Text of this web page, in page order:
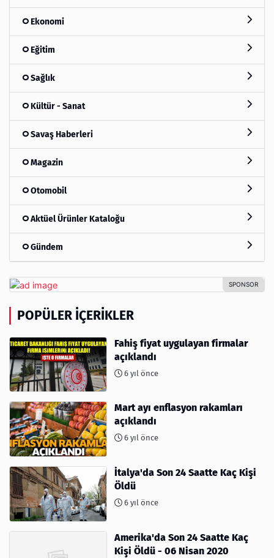
Ekonomi
Eğitim
Sağlık
Kültür - Sanat
Savaş Haberleri
Magazin
Otomobil
Aktüel Ürünler Kataloğu
Gündem
POPÜLER İÇERIKLER
Fahiş fiyat uygulayan firmalar
açıklandı
6 yıl önce
Mart ayı enflasyon rakamları
açıklandı
6 yıl önce
İtalya'da Son 24 Saatte Kaç Kişi
Öldü
6 yıl önce
Amerika'da Son 24 Saatte Kaç
Kişi Öldü - 06 Nisan 2020